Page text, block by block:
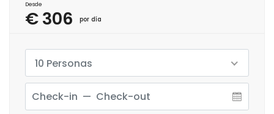
Desde
€ 306 por día
10 Personas